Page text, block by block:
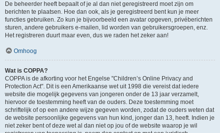
De beheerder heeft bepaalt of je al dan niet geregistreerd moet zijn om
berichten te plaatsen. Hoe dan ook, als je geregistreerd bent kun je meer
functies gebruiken. Zo kun je bijvoorbeeld een avatar opgeven, privéberichten
sturen, andere gebruikers e-mailen, lid worden van gebruikersgroepen, enz.
Het registreren duurt maar even, dus we raden het zeker aan!
Omhoog
Wat is COPPA?
COPPA is de afkorting voor het Engelse "Children’s Online Privacy and
Protection Act". Dit is een Amerikaanse wet uit 1998 die vereist dat iedere
website die mogelijk gegevens van jongeren onder de 13 jaar verzamelt,
hiervoor de toestemming heeft van de ouders. Deze toestemming moet
schriftelijk of op een andere wijze gegeven worden, zodat de ouders weten dat
de website persoonlijke gegevens van hun kind, jonger dan 13, heeft. Indien je
niet zeker bent of deze wet al dan niet op jou of de website waarop je wil